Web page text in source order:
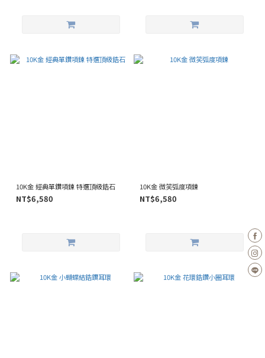
10K金 經典單鑽項鍊 特選頂級鋯石
NT$6,580
10K金 微笑弧度項鍊
NT$6,580